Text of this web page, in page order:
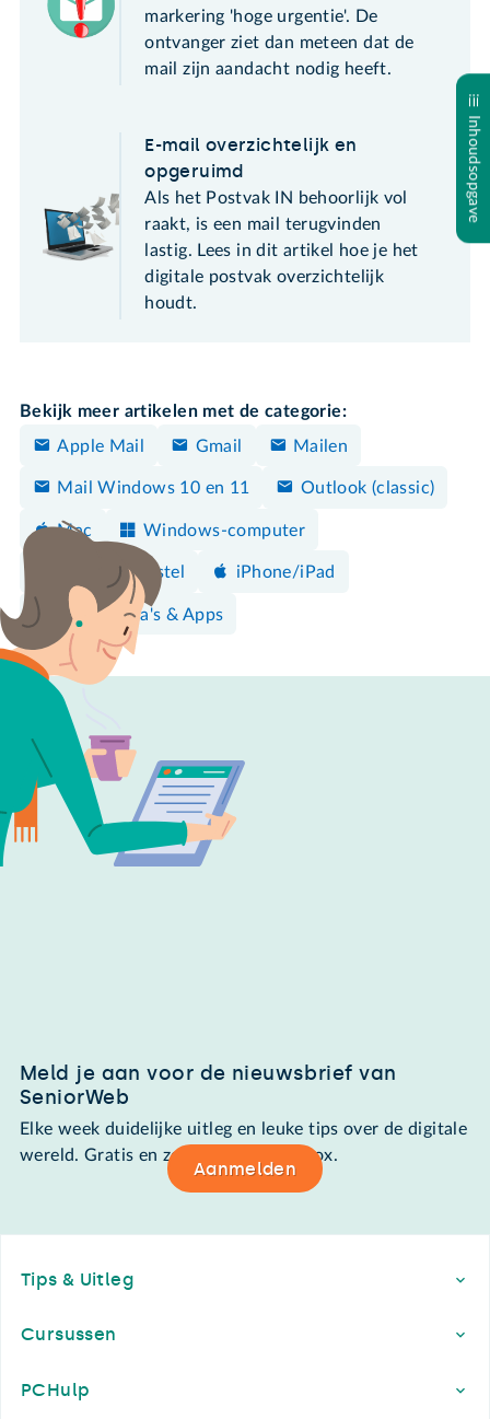
Inhoudsopgave
markering 'hoge urgentie'. De
ontvanger ziet dan meteen dat de
mail zijn aandacht nodig heeft.
E-mail overzichtelijk en
opgeruimd
Als het Postvak IN behoorlijk vol
raakt, is een mail terugvinden
lastig. Lees in dit artikel hoe je het
digitale postvak overzichtelijk
houdt.
Bekijk meer artikelen met de categorie:
Apple Mail
Gmail Mailen
Mail Windows 10 en 11 Outlook (classic)
Mac Windows-computer
Android-toestel iPhone/iPad
Programma's & Apps
Meld je aan voor de nieuwsbrief van
SeniorWeb
Elke week duidelijke uitleg en leuke tips over de digitale
wereld. Gratis en zomaar in de mailbox.
Aanmelden
Tips & Uitleg
Cursussen
PCHulp